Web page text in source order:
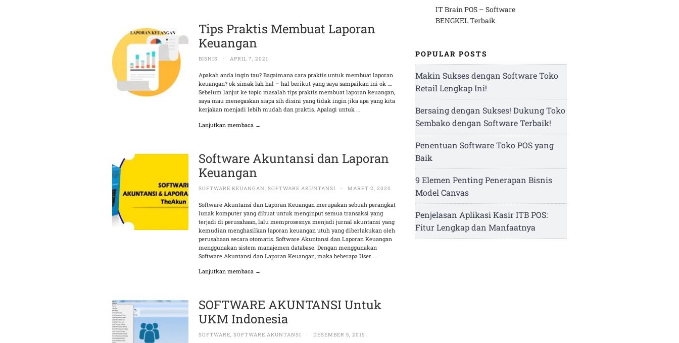
Tips Praktis Membuat Laporan
Keuangan
BISNIS · APRIL 7, 2021
Apakah anda ingin tau? Bagaimana cara praktis untuk membuat laporan
keuangan? ok simak lah hal – hal berikut yang saya sampaikan ini ok ….
Sebelum lanjut ke topic masalah tips praktis membuat laporan keuangan,
saya mau menegaskan siapa sih disini yang tidak ingin jika apa yang kita
kerjakan menjadi lebih mudah dan praktis. Apalagi untuk …
Lanjutkan membaca →
Software Akuntansi dan Laporan
Keuangan
SOFTWARE KEUANGAN ,SOFTWARE AKUNTANSI · MARET 2, 2020
Software Akuntansi dan Laporan Keuangan merupakan sebuah perangkat
lunak komputer yang dibuat untuk menginput semua transaksi yang
terjadi di perusahaan, lalu memprosesnya menjadi jurnal akuntansi yang
kemudian menghasilkan laporan keuangan utuh yang diberlakukan oleh
perusahaan secara otomatis. Software Akuntansi dan Laporan Keuangan
menggunakan sistem manajemen database. Dengan menggunakan
Software Akuntansi dan Laporan Keuangan, maka beberapa User …
Lanjutkan membaca →
SOFTWARE AKUNTANSI Untuk
UKM Indonesia
SOFTWARE,SOFTWARE AKUNTANSI · DESEMBER 5, 2019
IT Brain POS – Software
BENGKEL Terbaik
POPULAR POSTS
Makin Sukses dengan Software Toko
Retail Lengkap Ini!
Bersaing dengan Sukses! Dukung Toko
Sembako dengan Software Terbaik!
Penentuan Software Toko POS yang
Baik
9 Elemen Penting Penerapan Bisnis
Model Canvas
Penjelasan Aplikasi Kasir ITB POS:
Fitur Lengkap dan Manfaatnya